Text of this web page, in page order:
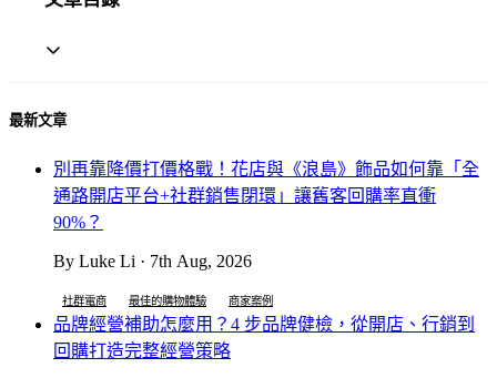
最新文章
別再靠降價打價格戰！花店與《浪島》飾品如何靠「全
通路開店平台+社群銷售閉環」讓舊客回購率直衝
90%？
By Luke Li · 7th Aug, 2026
社群電商 最佳的購物體驗 商家案例
品牌經營補助怎麼用？4 步品牌健檢，從開店、行銷到
回購打造完整經營策略